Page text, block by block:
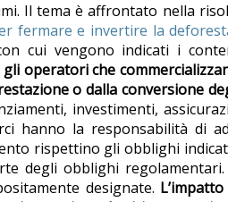
Il tema è affrontato nella
fermare e invertire la
cui vengono indicati i
operatori che
o dalla conversione
investimenti,
hanno la responsabilità di
rispettino gli obblighi
degli obblighi
designate.